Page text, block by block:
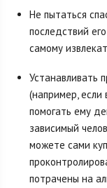
Не пытаться
последствий
самому
Устанавливать
(например, если
помогать ему
зависимый
можете сами
потрачены на